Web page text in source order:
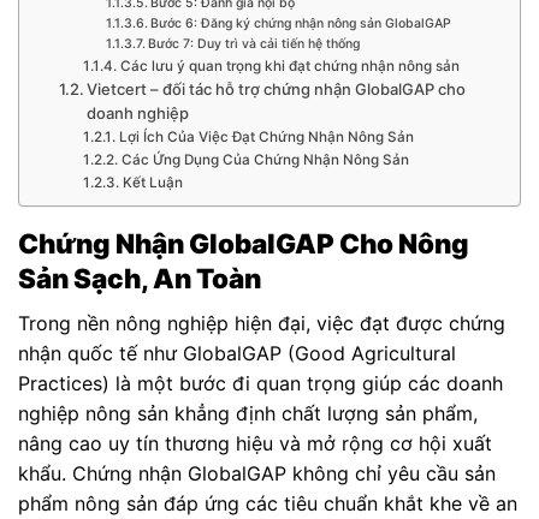
Bước 6: Đăng ký chứng nhận nông sản GlobalGAP
Bước 7: Duy trì và cải tiến hệ thống
Các lưu ý quan trọng khi đạt chứng nhận nông sản
Vietcert – đối tác hỗ trợ chứng nhận GlobalGAP cho
doanh nghiệp
Lợi Ích Của Việc Đạt Chứng Nhận Nông Sản
Các Ứng Dụng Của Chứng Nhận Nông Sản
Kết Luận
Chứng Nhận GlobalGAP Cho Nông
Sản Sạch, An Toàn
Trong nền nông nghiệp hiện đại, việc đạt được chứng
nhận quốc tế như GlobalGAP (Good Agricultural
Practices) là một bước đi quan trọng giúp các doanh
nghiệp nông sản khẳng định chất lượng sản phẩm,
nâng cao uy tín thương hiệu và mở rộng cơ hội xuất
khẩu. Chứng nhận GlobalGAP không chỉ yêu cầu sản
phẩm nông sản đáp ứng các tiêu chuẩn khắt khe về an